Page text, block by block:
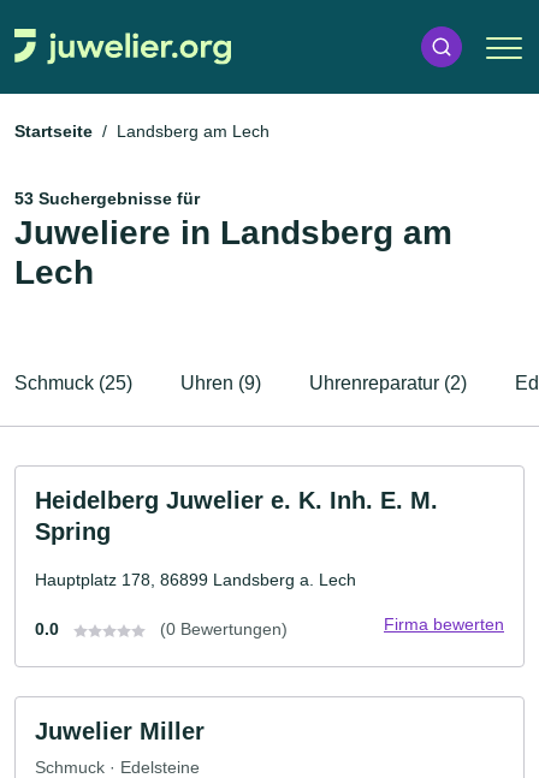
Startseite Landsberg am Lech
53 Suchergebnisse für
Juweliere in Landsberg am
Lech
Schmuck (25) Uhren (9) Uhrenreparatur (2)
Heidelberg Juwelier e. K. Inh. E. M.
Spring
Hauptplatz 178, 86899 Landsberg a. Lech
0.0 (0 Bewertungen) Firma bewerten
Juwelier Miller
Schmuck · Edelsteine